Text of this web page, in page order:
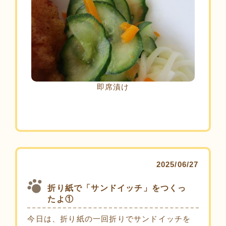
即席漬け
2025/06/27
折り紙で「サンドイッチ」をつくっ
たよ①
今日は、折り紙の一回折りでサンドイッチを